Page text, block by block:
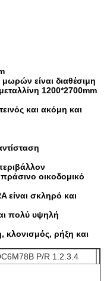
είναι διαθέσιμη
1200*2700mm
και ακόμη και
οικοδομικό
είναι σκληρό και
πολύ υψηλή
κλονισμός, ρήξη και
P/R 1.2.3.4